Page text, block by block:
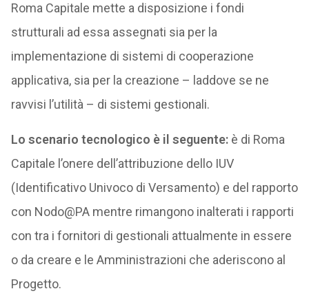
Roma Capitale mette a disposizione i fondi
strutturali ad essa assegnati sia per la
implementazione di sistemi di cooperazione
applicativa, sia per la creazione – laddove se ne
ravvisi l’utilità – di sistemi gestionali.
Lo scenario tecnologico è il seguente:è di Roma
Capitale l’onere dell’attribuzione dello IUV
(Identificativo Univoco di Versamento) e del rapporto
con Nodo@PA mentre rimangono inalterati i rapporti
con tra i fornitori di gestionali attualmente in essere
o da creare e le Amministrazioni che aderiscono al
Progetto.